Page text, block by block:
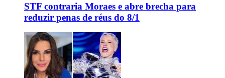
STF contraria Moraes e abre brecha para
reduzir penas de réus do 8/1